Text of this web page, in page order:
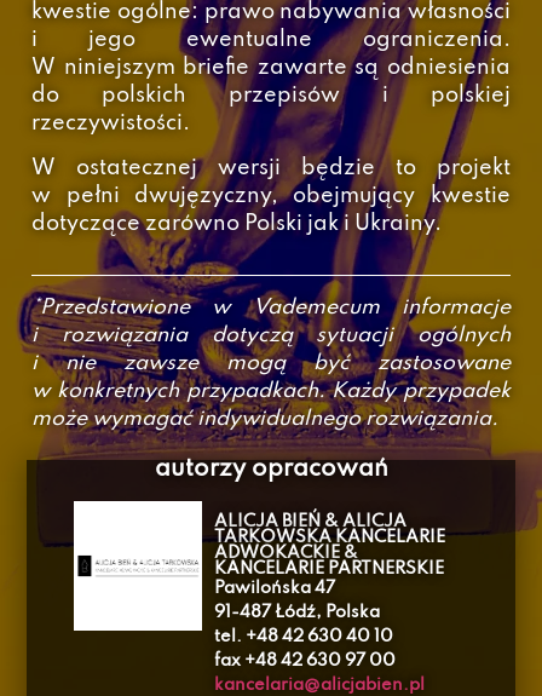
kwestie ogólne: prawo nabywania własności
i jego ewentualne ograniczenia.
W niniejszym briefie zawarte są odniesienia
do polskich przepisów i polskiej
rzeczywistości.
W ostatecznej wersji będzie to projekt
w pełni dwujęzyczny, obejmujący kwestie
dotyczące zarówno Polski jak i Ukrainy.
*Przedstawione w Vademecum informacje
i rozwiązania dotyczą sytuacji ogólnych
i nie zawsze mogą być zastosowane
w konkretnych przypadkach. Każdy przypadek
może wymagać indywidualnego rozwiązania.
autorzy opracowań
ALICJA BIEŃ & ALICJA
TARKOWSKA KANCELARIE
ADWOKACKIE &
KANCELARIE PARTNERSKIE
Pawilońska 47
91-487 Łódź, Polska
tel. +48 42 630 40 10
fax +48 42 630 97 00
kancelaria@alicjabien.pl